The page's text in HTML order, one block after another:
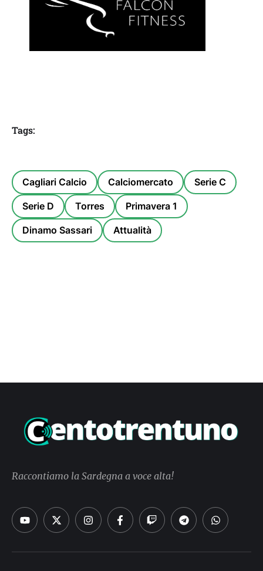
Tags:
Cagliari Calcio Calciomercato Serie C
Serie D Torres Primavera 1
Dinamo Sassari Attualità
Raccontiamo la Sardegna a voce alta!